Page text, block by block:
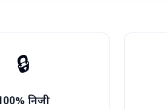
🔒
निजी